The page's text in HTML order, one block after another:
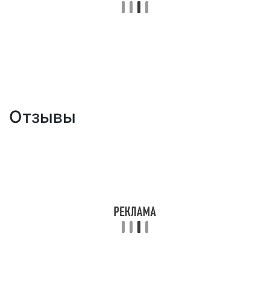
Отзывы